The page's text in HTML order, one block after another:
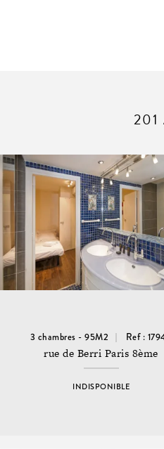
201
3 chambres - 95M2 Ref :
rue de Berri Paris 8ème
INDISPONIBLE